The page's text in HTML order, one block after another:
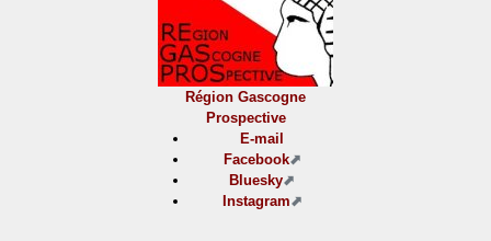
Région Gascogne
Prospective
E-mail
Facebook
Bluesky
Instagram